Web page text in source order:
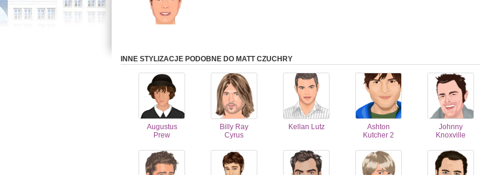
INNE STYLIZACJE PODOBNE DO MATT CZUCHRY
Augustus
Prew
Billy Ray
Cyrus
Kellan Lutz
Ashton
Kutcher 2
Johnny
Knoxville